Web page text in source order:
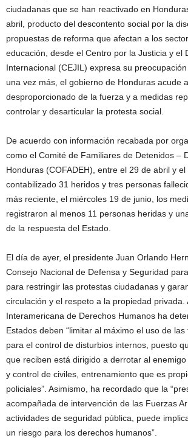
ciudadanas que se han reactivado en
abril, producto del descontento social por la
propuestas de reforma que afectan a los
educación, desde el Centro por la Justicia y el
Internacional (CEJIL) expresa su
una vez más, el gobierno de Honduras acude
desproporcionado de la fuerza y a medidas
controlar y desarticular la protesta social.
De acuerdo con información recabada por
como el Comité de Familiares de Detenidos –
Honduras (COFADEH), entre el 29 de abril y
contabilizado 31 heridos y tres personas
más reciente, el miércoles 19 de junio, los
registraron al menos 11 personas heridas y
de la respuesta del Estado.
El día de ayer, el presidente Juan Orlando
Consejo Nacional de Defensa y Seguridad
para restringir las protestas ciudadanas y
circulación y el respeto a la propiedad privada.
Interamericana de Derechos Humanos ha
Estados deben “limitar al máximo el uso de
para el control de disturbios internos, puesto
que reciben está dirigido a derrotar al
y control de civiles, entrenamiento que es
policiales”. Asimismo, ha recordado que la
acompañada de intervención de las Fuerzas
actividades de seguridad pública, puede
un riesgo para los derechos humanos”.